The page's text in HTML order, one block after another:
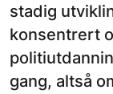
stadig
konsentrert
gang, altså